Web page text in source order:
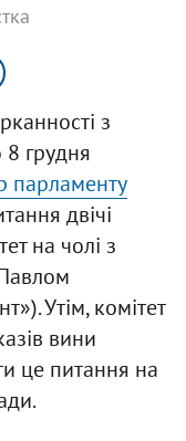
з
грудня
парламенту
двічі
на чолі з
Утім, комітет
вини
це питання на